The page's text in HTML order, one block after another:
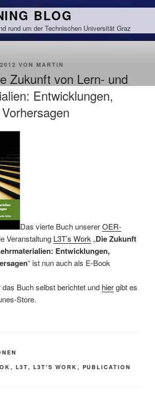
BLOG
rund um der Technischen Universität Graz
VON MARTIN
Zukunft von Lern- und
Entwicklungen,
Das vierte Buch unsererOER-
Veranstaltung L3T’s Work„Die Zukunft
Entwicklungen,
“ ist nun auch als E-Book
das Buch selbst berichtet und hiergibt es
Store.
, L3T, L3T'S WORK , PUBLICATION